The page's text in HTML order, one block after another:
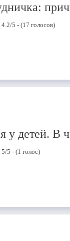
4.2/5 - (17 голосов)
у детей. В
5/5 - (1 голос)